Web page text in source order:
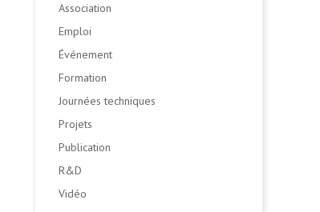
Association
Emploi
Événement
Formation
Journées techniques
Projets
Publication
R&D
Vidéo